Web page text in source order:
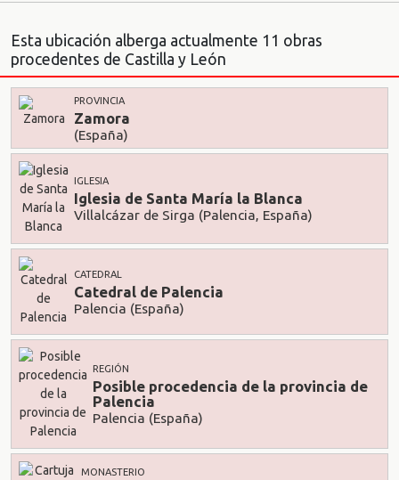
Esta ubicación alberga actualmente 11 obras
procedentes de Castilla y León
PROVINCIA
Zamora
(España)
IGLESIA
Iglesia de Santa María la Blanca
Villalcázar de Sirga (Palencia, España)
CATEDRAL
Catedral de Palencia
Palencia (España)
REGIÓN
Posible procedencia de la provincia de
Palencia
Palencia (España)
MONASTERIO